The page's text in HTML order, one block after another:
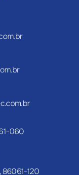
060
86061-120